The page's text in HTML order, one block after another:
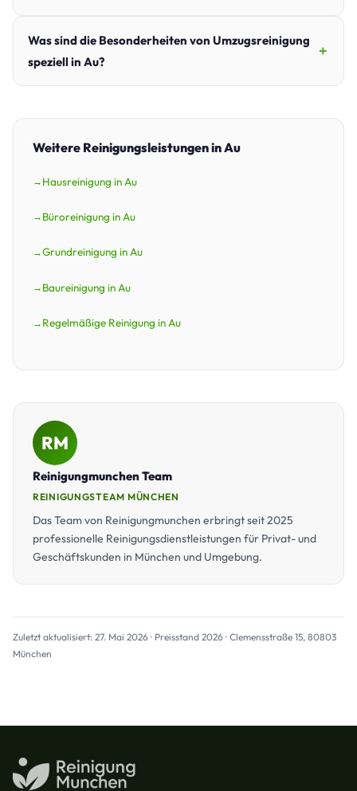
Was sind die Besonderheiten von Umzugsreinigung
speziell in Au?
Weitere Reinigungsleistungen in Au
Hausreinigung in Au
Büroreinigung in Au
Grundreinigung in Au
Baureinigung in Au
Regelmäßige Reinigung in Au
RM
Reinigungmunchen Team
REINIGUNGSTEAM MÜNCHEN
Das Team von Reinigungmunchen erbringt seit 2025
professionelle Reinigungsdienstleistungen für Privat- und
Geschäftskunden in München und Umgebung.
Zuletzt aktualisiert: 27. Mai 2026 · Preisstand 2026 · Clemensstraße 15, 80803
München